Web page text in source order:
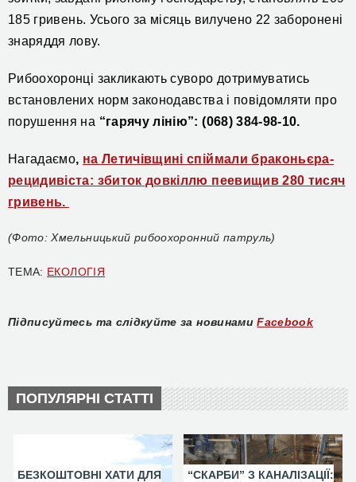
185 гривень. Усьогоза місяць вилучено 22 заборонені
знаряддя лову.
Рибоохоронці закликають суворо дотримуватись
встановлених норм законодавства і повідомляти про
порушення на “гарячу лінію”: (068) 384-98-10.
Нагадаємо, на Летичівщині спіймали браконьєра-
рецидивіста: збиток довкіллю пеевищив 280 тисяч
гривень.
(Фото: Хмельницький рибоохоронний патруль)
ТЕМА: ЕКОЛОГІЯ
Підписуйтесь та слідкуйте за новинами Facebook
ПОПУЛЯРНІ СТАТТІ
БЕЗКОШТОВНІ ХАТИ ДЛЯ
“СКАРБИ” З КАНАЛІЗАЦІЇ: